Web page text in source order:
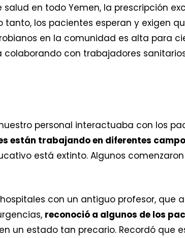
salud en todo Yemen, la prescripción
los pacientes esperan y exigen
en la comunidad es alta para
colaborando con trabajadores
personal interactuaba con los
están trabajando en diferentes
está extinto. Algunos
con un antiguo profesor, que
reconoció a algunos de los
un estado tan precario. Recordó que